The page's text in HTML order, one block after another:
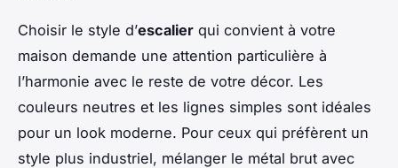
Choisir le style d’escalier qui convient à votre
maison demande une attention particulière à
l’harmonie avec le reste de votre décor. Les
couleurs neutres et les lignes simples sont idéales
pour un look moderne. Pour ceux qui préfèrent un
style plus industriel, mélanger le métal brut avec